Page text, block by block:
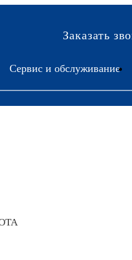
Заказать
Сервис и обслуживание